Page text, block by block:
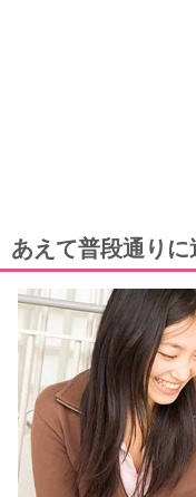
あえて普段通りに